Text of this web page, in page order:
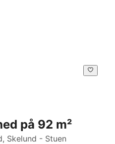
på 92 m²
Skelund - Stuen